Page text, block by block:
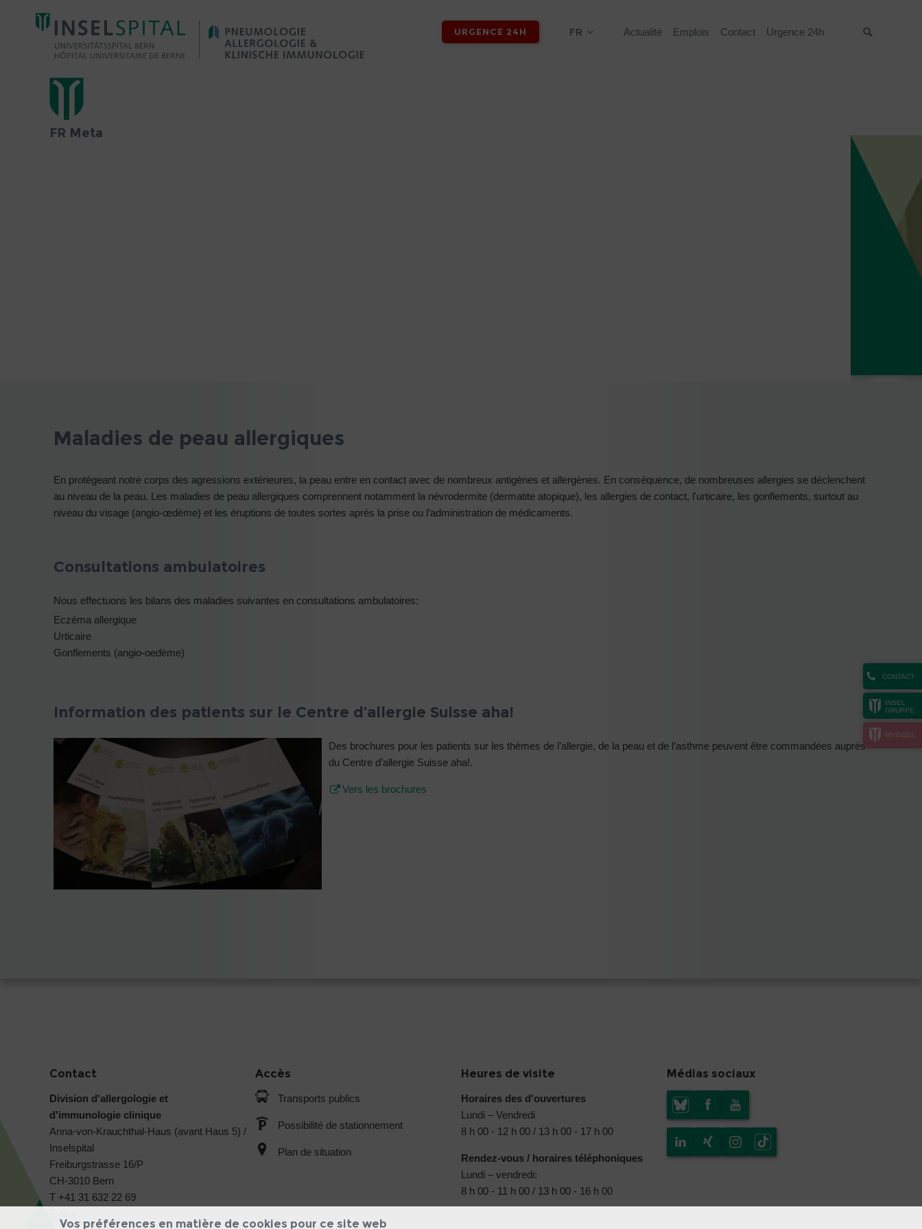
URGENCE 24H FR Actualité Emplois Contact Urgence 24h
FR Meta
CONTACT
INSEL
GRUPPE
MYINSEL
Maladies de peau allergiques
En protégeant notre corps des agressions extérieures, la peau entre en contact avec de nombreux antigènes et allergènes. En conséquence, de nombreuses allergies se déclenchent
au niveau de la peau. Les maladies de peau allergiques comprennent notamment la névrodermite (dermatite atopique), les allergies de contact, l'urticaire, les gonflements, surtout au
niveau du visage (angio-œdème) et les éruptions de toutes sortes après la prise ou l’administration de médicaments.
Consultations ambulatoires
Nous effectuons les bilans des maladies suivantes en consultations ambulatoires:
Eczéma allergique
Urticaire
Gonflements (angio-oedème)
Information des patients sur le Centre d’allergie Suisse aha!
Des brochures pour les patients sur les thèmes de l’allergie, de la peau et de l’asthme peuvent être commandées auprès
du Centre d’allergie Suisse aha!.
Vers les brochures
Contact
Division d'allergologie et
d'immunologie clinique
Anna-von-Krauchthal-Haus (avant Haus 5) /
Inselspital
Freiburgstrasse 16/P
CH-3010 Bern
T +41 31 632 22 69
Accès
Transports publics
Possibilité de stationnement
Plan de situation
Heures de visite
Horaires des d'ouvertures
Lundi – Vendredi
8 h 00 - 12 h 00 / 13 h 00 - 17 h 00
Rendez-vous / horaires téléphoniques
Lundi – vendredi:
8 h 00 - 11 h 00 / 13 h 00 - 16 h 00
Médias sociaux
Vos préférences en matière de cookies pour ce site web